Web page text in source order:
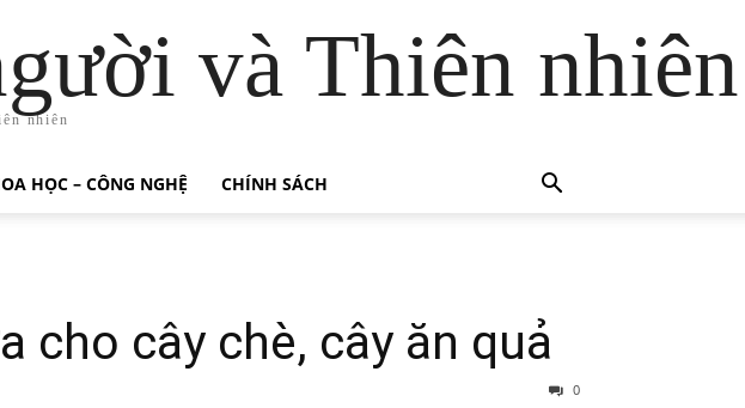
và Thiên nhiên
nhiên
HỌC – CÔNG NGHỆ CHÍNH SÁCH
cho cây chè, cây ăn quả
0